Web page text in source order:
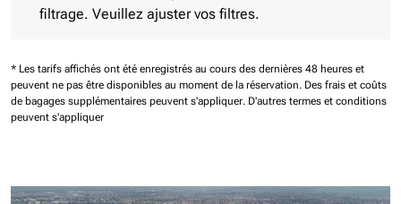
filtrage. Veuillez ajuster vos filtres.
* Les tarifs affichés ont été enregistrés au cours des dernières 48 heures et
peuvent ne pas être disponibles au moment de la réservation. Des frais et coûts
de bagages supplémentaires peuvent s'appliquer. D'autres termes et conditions
peuvent s'appliquer